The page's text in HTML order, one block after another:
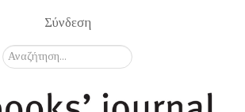
Σύνδεση
Αναζήτηση...